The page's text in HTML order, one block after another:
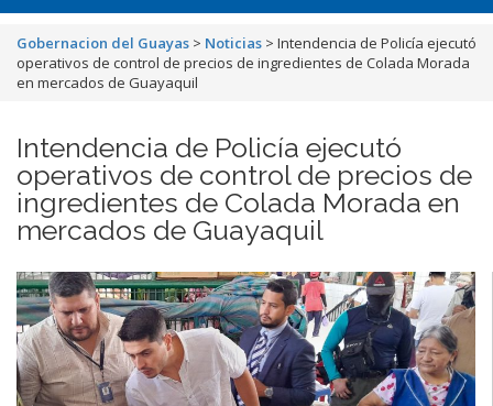
Gobernacion del Guayas > Noticias > Intendencia de Policía ejecutó
operativos de control de precios de ingredientes de Colada Morada
en mercados de Guayaquil
Intendencia de Policía ejecutó
operativos de control de precios de
ingredientes de Colada Morada en
mercados de Guayaquil